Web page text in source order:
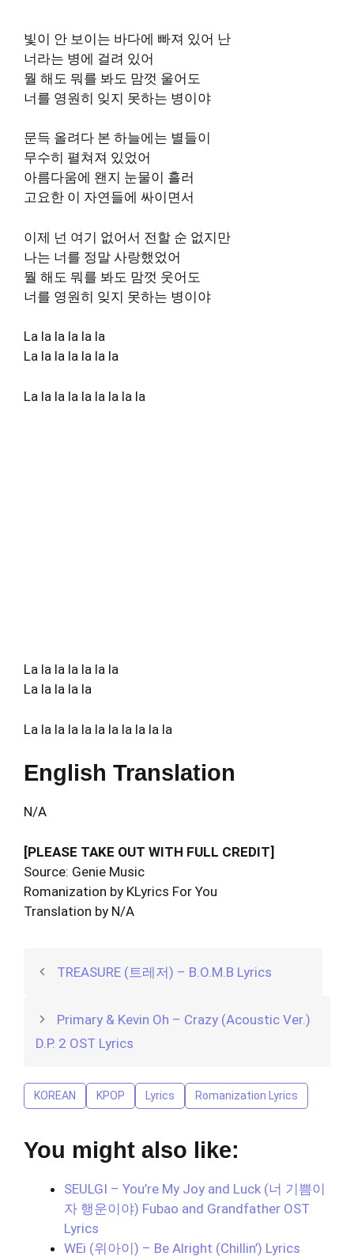
빛이 안 보이는 바다에 빠져 있어 난
너라는 병에 걸려 있어
뭘 해도 뭐를 봐도 맘껏 울어도
너를 영원히 잊지 못하는 병이야
문득 올려다 본 하늘에는 별들이
무수히 펼쳐져 있었어
아름다움에 왠지 눈물이 흘러
고요한 이 자연들에 싸이면서
이제 넌 여기 없어서 전할 순 없지만
나는 너를 정말 사랑했었어
뭘 해도 뭐를 봐도 맘껏 웃어도
너를 영원히 잊지 못하는 병이야
La la la la la la
La la la la la la la
La la la la la la la la la
La la la la la la la
La la la la la
La la la la la la la la la la la
English Translation
N/A
[PLEASE TAKE OUT WITH FULL CREDIT]
Source: Genie Music
Romanization by KLyrics For You
Translation by N/A
TREASURE (트레저) – B.O.M.B Lyrics
Primary & Kevin Oh – Crazy (Acoustic Ver.)
D.P. 2 OST Lyrics
KOREAN KPOP Lyrics Romanization Lyrics
You might also like:
SEULGI – You’re My Joy and Luck (너 기쁨이
자 행운이야) Fubao and Grandfather OST
Lyrics
WEi (위아이) – Be Alright (Chillin’) Lyrics